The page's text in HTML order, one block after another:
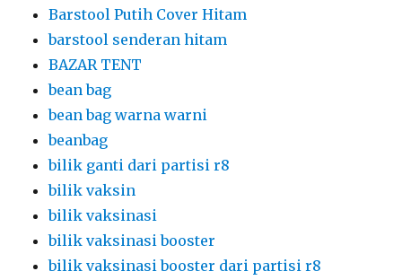
Barstool Putih Cover Hitam
barstool senderan hitam
BAZAR TENT
bean bag
bean bag warna warni
beanbag
bilik ganti dari partisi r8
bilik vaksin
bilik vaksinasi
bilik vaksinasi booster
bilik vaksinasi booster dari partisi r8